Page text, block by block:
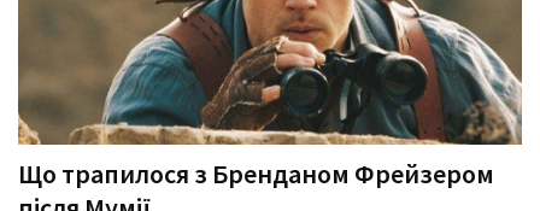
Що трапилося з Бренданом Фрейзером